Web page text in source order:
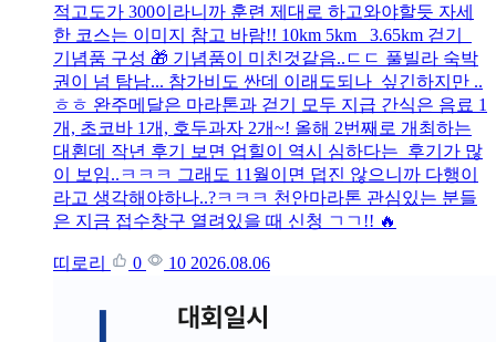
적고도가 300이라니까 훈련 제대로 하고와야할듯 자세
한 코스는 이미지 참고 바람!! 10km 5km 3.65km 걷기
기념품 구성 🎁 기념품이 미친것같음..ㄷㄷ 풀빌라 숙박
권이 넘 탐남... 참가비도 싼데 이래도되나 싶긴하지만 ..
ㅎㅎ 완주메달은 마라톤과 걷기 모두 지급 간식은 음료 1
개, 초코바 1개, 호두과자 2개~! 올해 2번째로 개최하는
대횐데 작년 후기 보면 업힐이 역시 심하다는 후기가 많
이 보임..ㅋㅋㅋ 그래도 11월이면 덥진 않으니까 다행이
라고 생각해야하나..?ㅋㅋㅋ 천안마라톤 관심있는 분들
은 지금 접수창구 열려있을 때 신청 ㄱㄱ!! 🔥
띠로리 0 10 2026.08.06